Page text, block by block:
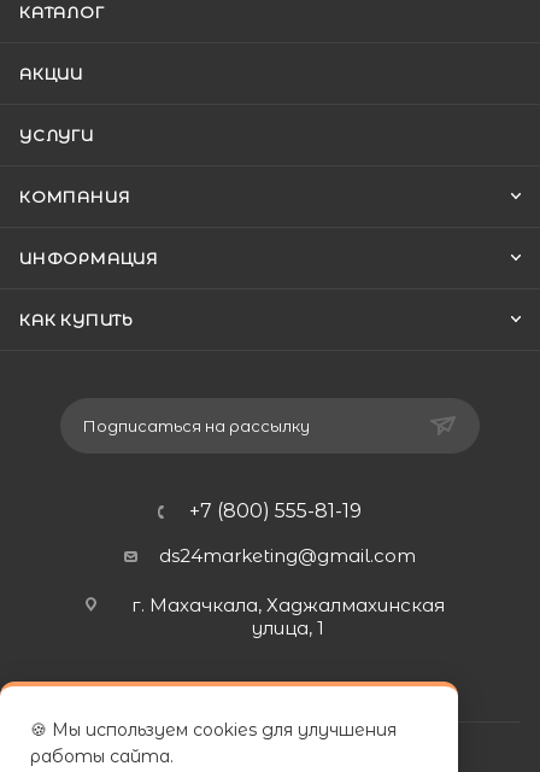
КАТАЛОГ
АКЦИИ
УСЛУГИ
КОМПАНИЯ
ИНФОРМАЦИЯ
КАК КУПИТЬ
Подписаться на рассылку
+7 (800) 555-81-19
ds24marketing@gmail.com
г. Махачкала, Хаджалмахинская
улица, 1
🍪 Мы используем cookies для улучшения
работы сайта.